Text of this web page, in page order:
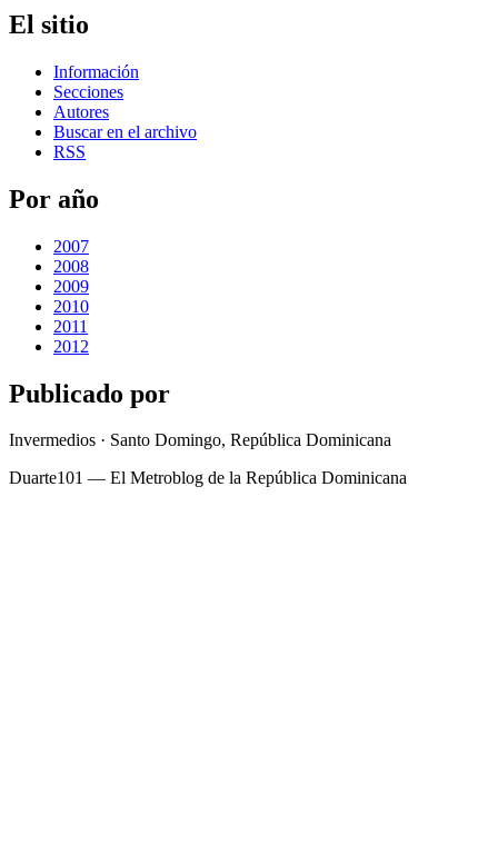
El sitio
Información
Secciones
Autores
Buscar en el archivo
RSS
Por año
2007
2008
2009
2010
2011
2012
Publicado por
Invermedios · Santo Domingo, República Dominicana
Duarte101 — El Metroblog de la República Dominicana